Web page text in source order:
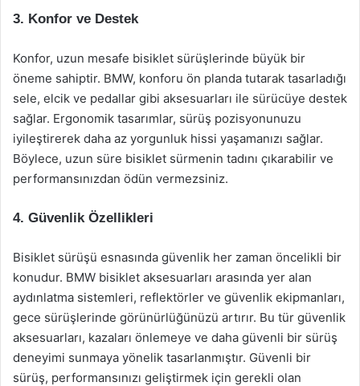
3. Konfor ve Destek
Konfor, uzun mesafe bisiklet sürüşlerinde büyük bir
öneme sahiptir. BMW, konforu ön planda tutarak tasarladığı
sele, elcik ve pedallar gibi aksesuarları ile sürücüye destek
sağlar. Ergonomik tasarımlar, sürüş pozisyonunuzu
iyileştirerek daha az yorgunluk hissi yaşamanızı sağlar.
Böylece, uzun süre bisiklet sürmenin tadını çıkarabilir ve
performansınızdan ödün vermezsiniz.
4. Güvenlik Özellikleri
Bisiklet sürüşü esnasında güvenlik her zaman öncelikli bir
konudur. BMW bisiklet aksesuarları arasında yer alan
aydınlatma sistemleri, reflektörler ve güvenlik ekipmanları,
gece sürüşlerinde görünürlüğünüzü artırır. Bu tür güvenlik
aksesuarları, kazaları önlemeye ve daha güvenli bir sürüş
deneyimi sunmaya yönelik tasarlanmıştır. Güvenli bir
sürüş, performansınızı geliştirmek için gerekli olan